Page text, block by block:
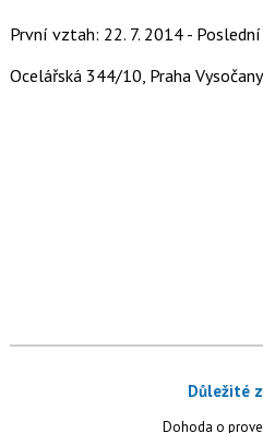
První vztah: 22. 7. 2014 -
Ocelářská 344/10, Praha
Důležité
Dohoda o